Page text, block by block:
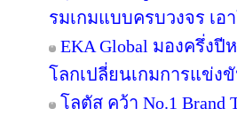
รมเกมแบบครบวงจร เ
EKA Global มองครึ่ง
โลกเปลี่ยนเกมการแข่ง
โลตัส คว้า No.1